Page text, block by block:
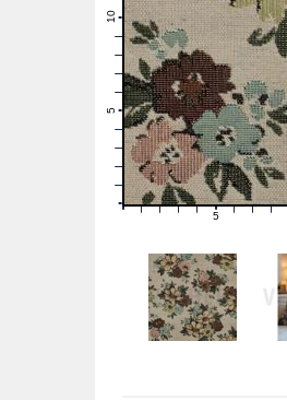
0
3
5
6
10
0 1 2 3 4 5 6 7 8